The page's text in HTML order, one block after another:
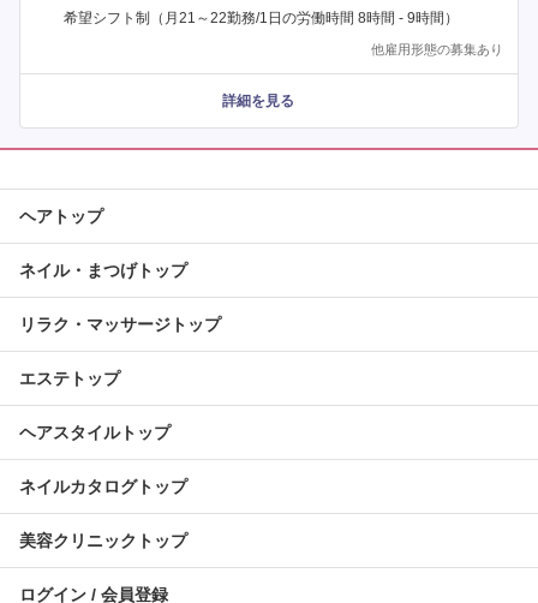
希望シフト制（月21～22勤務/1日の労働時間 8時間 - 9時間）
他雇用形態の募集あり
詳細を見る
ヘアトップ
ネイル・まつげトップ
リラク・マッサージトップ
エステトップ
ヘアスタイルトップ
ネイルカタログトップ
美容クリニックトップ
ログイン / 会員登録